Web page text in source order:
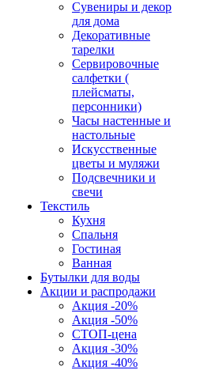
Сувениры и декор
для дома
Декоративные
тарелки
Сервировочные
салфетки (
плейсматы,
персонники)
Часы настенные и
настольные
Искусственные
цветы и муляжи
Подсвечники и
свечи
Текстиль
Кухня
Спальня
Гостиная
Ванная
Бутылки для воды
Акции и распродажи
Акция -20%
Акция -50%
СТОП-цена
Акция -30%
Акция -40%